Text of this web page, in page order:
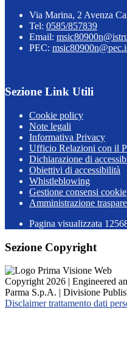
Via Marina, 2 Avenza
Tel: 0585/857839
Email:
PEC:
Sezione Link Utili
Cookie policy
Note legali
Informativa Privacy
Ufficio Relazioni con il
Dichiarazione di
Obiettivi di accessibilità
Whistleblowing
Gestione consensi cookie
Amministrazione
Pagina visualizzata
Sezione Copyright
Copyright 2026 | Engineered
Parma S.p.A. | Divisione
Disclaimer trattamento dati